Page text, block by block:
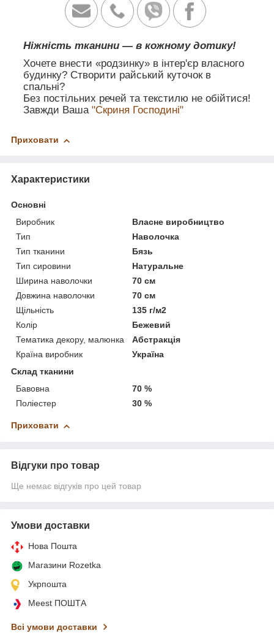
Ніжність тканини — в кожному дотику!
Хочете внести «родзинку» в інтер'єр власного
будинку? Створити райський куточок в
спальні?
Без постільних речей та текстилю не обійтися!
Завжди Ваша "Скриня Господині"
Приховати
Характеристики
Основні
Виробник
Власне виробництво
Тип
Наволочка
Тип тканини
Бязь
Тип сировини
Натуральне
Ширина наволочки
70 см
Довжина наволочки
70 см
Щільність
135 г/м2
Колір
Бежевий
Тематика декору, малюнка
Абстракція
Країна виробник
Україна
Склад тканини
Бавовна
70 %
Поліестер
30 %
Приховати
Відгуки про товар
Ще немає відгуків про цей товар
Умови доставки
Нова Пошта
Магазини Rozetka
Укрпошта
Meest ПОШТА
Всі умови доставки